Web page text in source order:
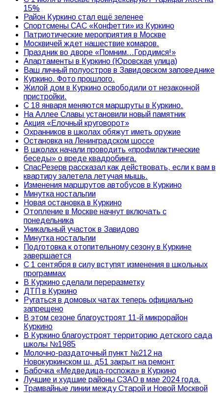
15%
Район Куркино стал ещё зеленее
Спортсмены САС «Конфетти» из Куркино
Патриотические мероприятия в Москве
Москвичей ждет нашествие комаров.
Праздник во дворе «Помним…Гордимся!»
Апартаменты в Куркино (Юровская улица)
Ваш личный полуостров в Завидовском заповеднике
Куркино. Фото прошлого.
Жилой дом в Куркино освободили от незаконной
пристройки.
С 18 января меняются маршруты в Куркино.
На Аллее Славы установили новый памятник
Акция «Елочный круговорот»
Охранников в школах обяжут иметь оружие
Остановка на Ленинградском шоссе
В школах начали проводить «профилактические
беседы» о вреде квадробинга.
СпасРезерв рассказал как действовать, если к вам в
квартиру залетела летучая мышь.
Изменения маршрутов автобусов в Куркино
Минутка ностальгии
Новая остановка в Куркино
Отопление в Москве начнут включать с
понедельника
Уникальный участок в Завидово
Минутка ностальгии
Подготовка к отопительному сезону в Куркине
завершается
С 1 сентября в силу вступят изменения в школьных
программах
В Куркино сделали переразметку
ДТП в Куркино
Ругаться в домовых чатах теперь официально
запрещено
В этом сезоне благоустроят 11-й микрорайон
Куркино
В Куркино благоустроят территорию детского сада
школы №1985
Молочно-раздаточный пункт №212 на
Новокуркинском ш. д51 закрыт на ремонт
Бабочка «Медведица-госпожа» в Куркино
Лучшие и худшие районы СЗАО в мае 2024 года.
Трамвайные линии между Старой и Новой Москвой